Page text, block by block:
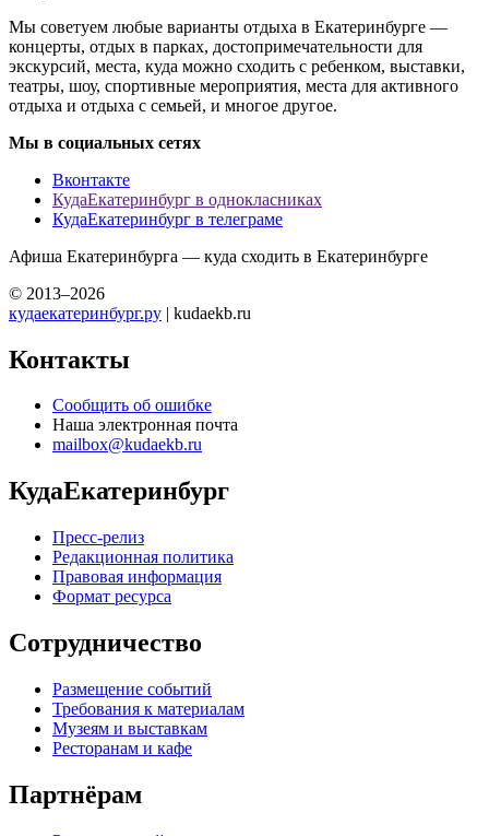
Мы советуем любые варианты отдыха в Екатеринбурге —
концерты, отдых в парках, достопримечательности для
экскурсий, места, куда можно сходить с ребенком, выставки,
театры, шоу, спортивные мероприятия, места для активного
отдыха и отдыха с семьей, и многое другое.
Мы в социальных сетях
Вконтакте
КудаЕкатеринбург в однокласниках
КудаЕкатеринбург в телеграме
Афиша Екатеринбурга — куда сходить в Екатеринбурге
© 2013–2026
кудаекатеринбург.ру | kudaekb.ru
Контакты
Сообщить об ошибке
Наша электронная почта
mailbox@kudaekb.ru
КудаЕкатеринбург
Пресс-релиз
Редакционная политика
Правовая информация
Формат ресурса
Сотрудничество
Размещение событий
Требования к материалам
Музеям и выставкам
Ресторанам и кафе
Партнёрам